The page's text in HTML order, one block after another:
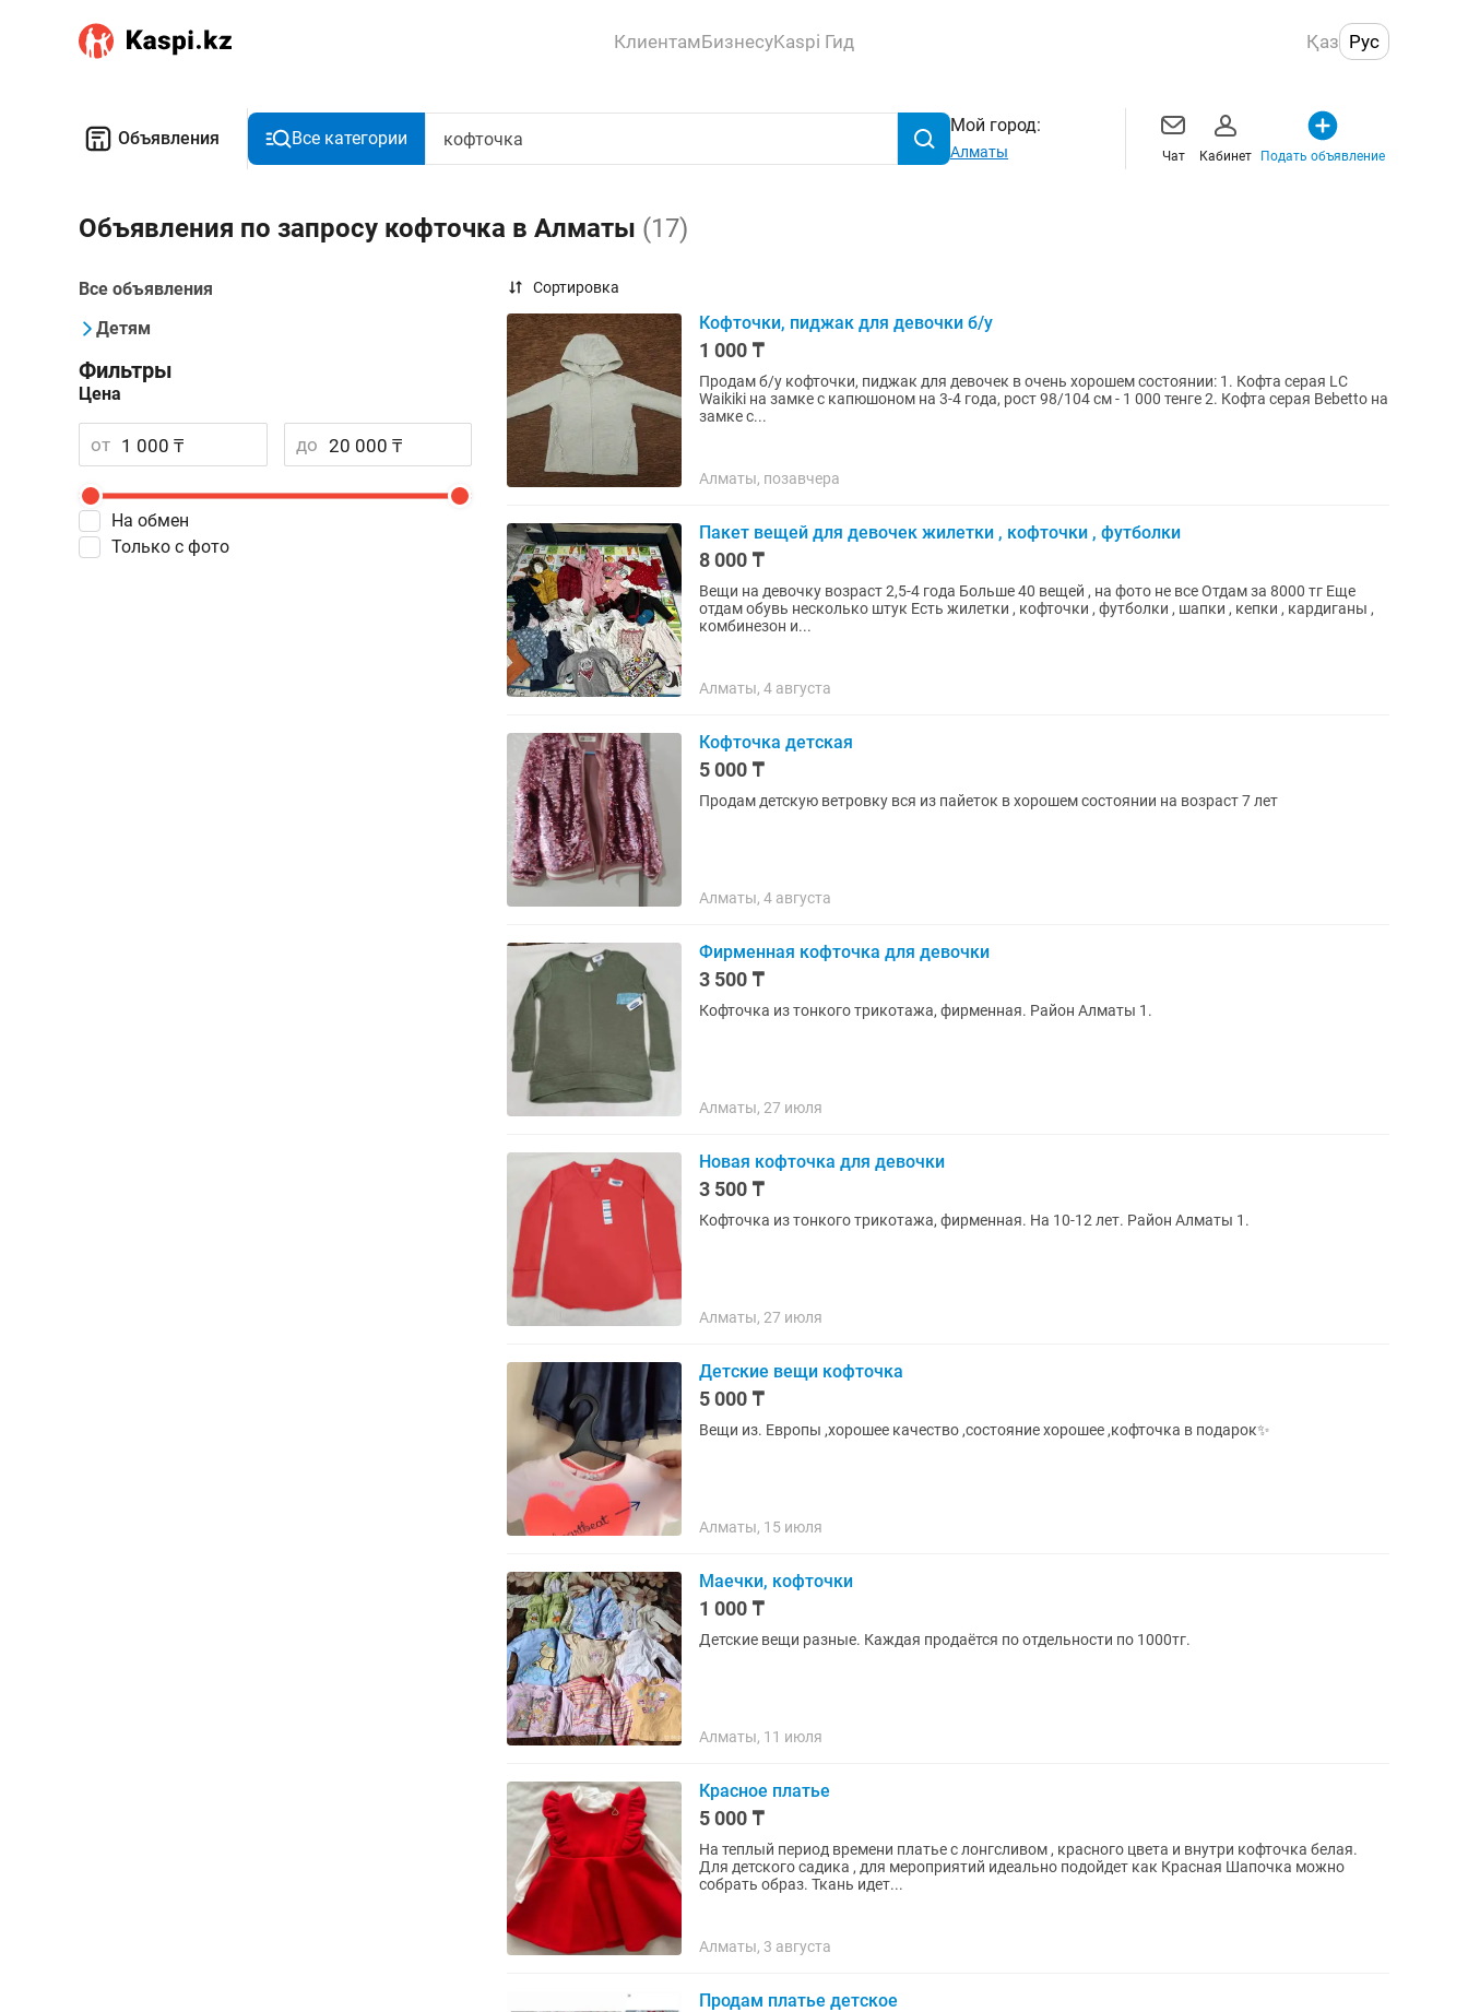
КлиентамБизнесуKaspi Гид Қаз Рус
Объявления Все категории
Мой город:
Алматы Чат Кабинет Подать объявление
Объявления по запросу кофточка в Алматы (17)
Все объявления
Детям
Фильтры
Цена
от до
На обмен
Только с фото
Сортировка
Кофточки, пиджак для девочки б/у
1 000 ₸
Продам б/у кофточки, пиджак для девочек в очень хорошем состоянии: 1. Кофта серая LC
Waikiki на замке с капюшоном на 3-4 года, рост 98/104 см - 1 000 тенге 2. Кофта серая Bebetto на
замке с...
Алматы, позавчера
Пакет вещей для девочек жилетки , кофточки , футболки
8 000 ₸
Вещи на девочку возраст 2,5-4 года Больше 40 вещей , на фото не все Отдам за 8000 тг Еще
отдам обувь несколько штук Есть жилетки , кофточки , футболки , шапки , кепки , кардиганы ,
комбинезон и...
Алматы, 4 августа
Кофточка детская
5 000 ₸
Продам детскую ветровку вся из пайеток в хорошем состоянии на возраст 7 лет
Алматы, 4 августа
Фирменная кофточка для девочки
3 500 ₸
Кофточка из тонкого трикотажа, фирменная. Район Алматы 1.
Алматы, 27 июля
Новая кофточка для девочки
3 500 ₸
Кофточка из тонкого трикотажа, фирменная. На 10-12 лет. Район Алматы 1.
Алматы, 27 июля
Детские вещи кофточка
5 000 ₸
Вещи из. Европы ,хорошее качество ,состояние хорошее ,кофточка в подарок✨
Алматы, 15 июля
Маечки, кофточки
1 000 ₸
Детские вещи разные. Каждая продаётся по отдельности по 1000тг.
Алматы, 11 июля
Красное платье
5 000 ₸
На теплый период времени платье с лонгсливом , красного цвета и внутри кофточка белая.
Для детского садика , для мероприятий идеально подойдет как Красная Шапочка можно
собрать образ. Ткань идет...
Алматы, 3 августа
Продам платье детское